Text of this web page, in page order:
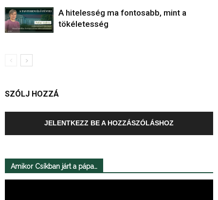
A hitelesség ma fontosabb, mint a
tökéletesség
SZÓLJ HOZZÁ
JELENTKEZZ BE A HOZZÁSZÓLÁSHOZ
Amikor Csíkban járt a pápa…